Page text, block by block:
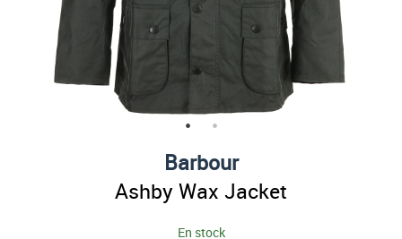
Barbour
Ashby Wax Jacket
En stock